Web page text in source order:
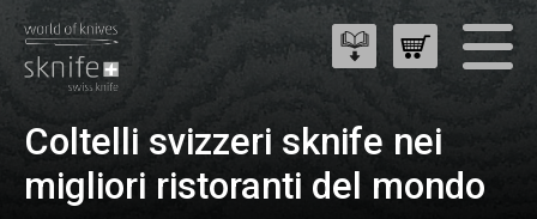
Coltelli svizzeri sknife nei
migliori ristoranti del mondo